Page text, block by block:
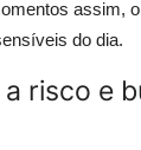
assim,
do dia.
risco e